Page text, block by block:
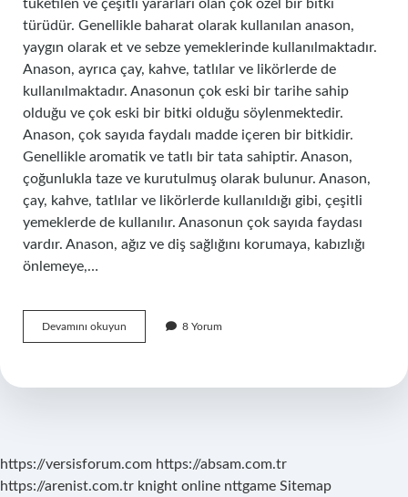
tüketilen ve çeşitli yararları olan çok özel bir bitki
türüdür. Genellikle baharat olarak kullanılan anason,
yaygın olarak et ve sebze yemeklerinde kullanılmaktadır.
Anason, ayrıca çay, kahve, tatlılar ve likörlerde de
kullanılmaktadır. Anasonun çok eski bir tarihe sahip
olduğu ve çok eski bir bitki olduğu söylenmektedir.
Anason, çok sayıda faydalı madde içeren bir bitkidir.
Genellikle aromatik ve tatlı bir tata sahiptir. Anason,
çoğunlukla taze ve kurutulmuş olarak bulunur. Anason,
çay, kahve, tatlılar ve likörlerde kullanıldığı gibi, çeşitli
yemeklerde de kullanılır. Anasonun çok sayıda faydası
vardır. Anason, ağız ve diş sağlığını korumaya, kabızlığı
önlemeye,…
Devamını okuyun
nedir
yarar
8 Yorum
https://versisforum.com https://absam.com.tr
https://arenist.com.tr knight online nttgame Sitemap